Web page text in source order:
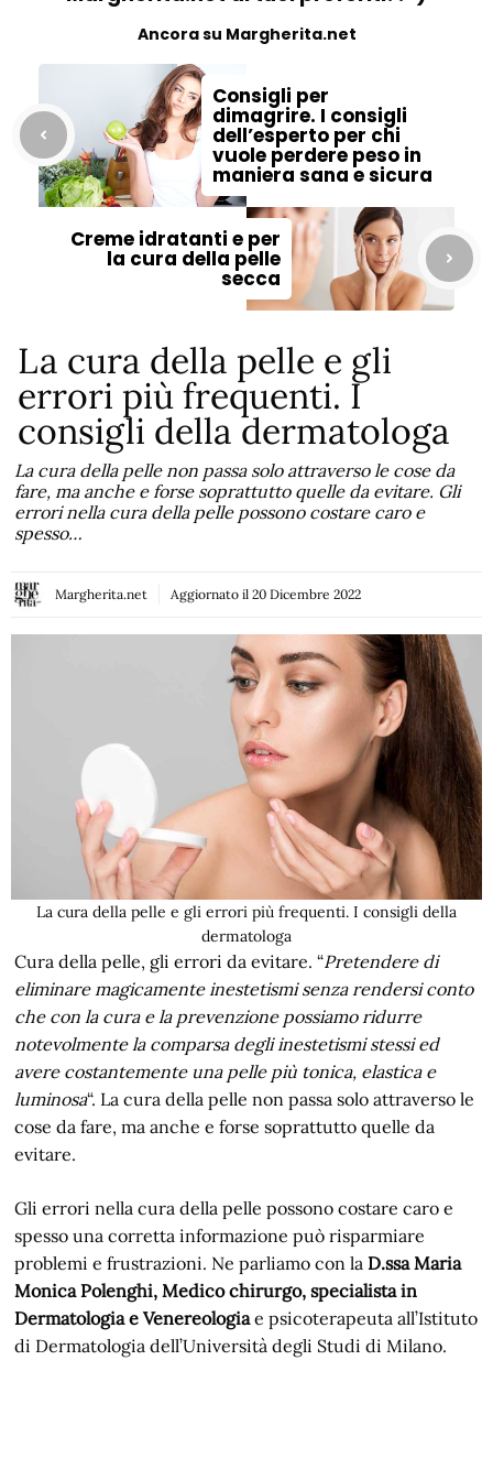
Ancora su Margherita.net
Consigli per
dimagrire. I consigli
dell’esperto per chi
vuole perdere peso in
maniera sana e sicura
Creme idratanti e per
la cura della pelle
secca
La cura della pelle e gli
errori più frequenti. I
consigli della dermatologa
La cura della pelle non passa solo attraverso le cose da
fare, ma anche e forse soprattutto quelle da evitare. Gli
errori nella cura della pelle possono costare caro e
spesso…
Margherita.net Aggiornato il 20 Dicembre 2022
La cura della pelle e gli errori più frequenti. I consigli della
dermatologa
Cura della pelle, gli errori da evitare. “Pretendere di
eliminare magicamente inestetismi senza rendersi conto
che con la cura e la prevenzione possiamo ridurre
notevolmente la comparsa degli inestetismi stessi ed
avere costantemente una pelle più tonica, elastica e
luminosa“. La cura della pelle non passa solo attraverso le
cose da fare, ma anche e forse soprattutto quelle da
evitare.
Gli errori nella cura della pelle possono costare caro e
spesso una corretta informazione può risparmiare
problemi e frustrazioni. Ne parliamo con laD.ssa Maria
Monica Polenghi, Medico chirurgo, specialista in
Dermatologia e Venereologiae psicoterapeuta all’Istituto
di Dermatologia dell’Università degli Studi di Milano.